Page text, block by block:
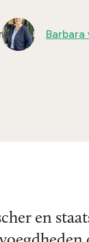
Barbara
en